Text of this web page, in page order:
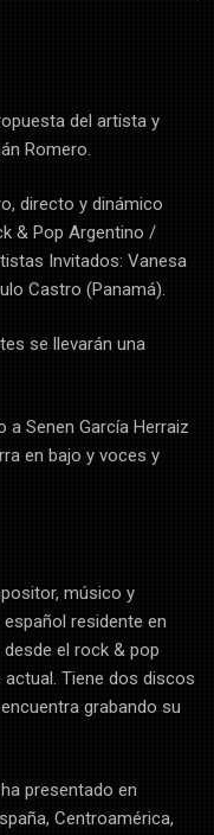
del artista y
Romero.
directo y dinámico
& Pop Argentino /
Invitados: Vanesa
Castro (Panamá).
se llevarán una
a Senen García Herraiz
en bajo y voces y
músico y
residente en
desde el rock & pop
Tiene dos discos
grabando su
presentado en
Centroamérica,